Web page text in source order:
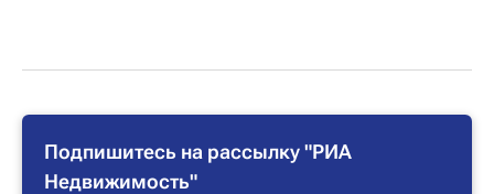
Подпишитесь на рассылку "РИА
Недвижимость"